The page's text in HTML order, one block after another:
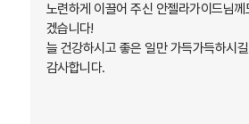
노련하게 이끌어 주신 안젤라가이드님
겠습니다!
늘 건강하시고 좋은 일만 가득가득하시
감사합니다.